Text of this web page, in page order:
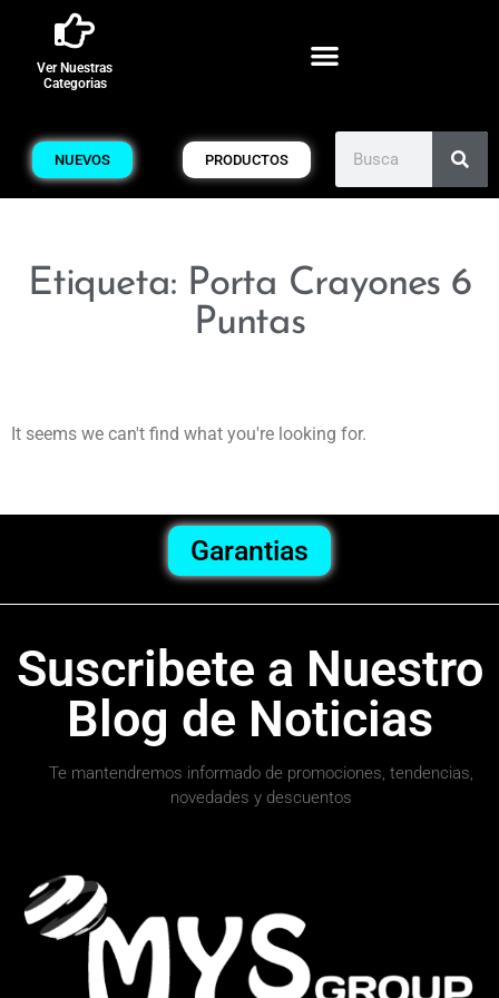
Ver Nuestras
Categorias
NUEVOS PRODUCTOS
Etiqueta: Porta Crayones 6
Puntas
It seems we can't find what you're looking for.
Garantias
Suscribete a Nuestro
Blog de Noticias
Te mantendremos informado de promociones, tendencias,
novedades y descuentos